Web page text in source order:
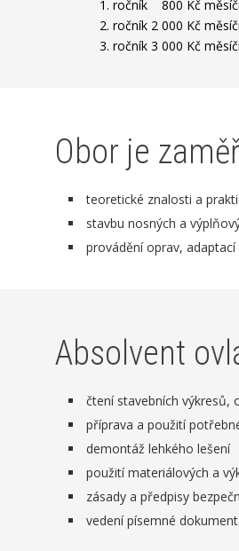
1. ročník 800 Kč
2. ročník 2 000 Kč
3. ročník 3 000 Kč
Obor je
teoretické znalosti a
stavbu nosných a
provádění oprav,
Absolvent
čtení stavebních výkresů,
příprava a použití
demontáž lehkého lešení
použití materiálových a
zásady a předpisy
vedení písemné